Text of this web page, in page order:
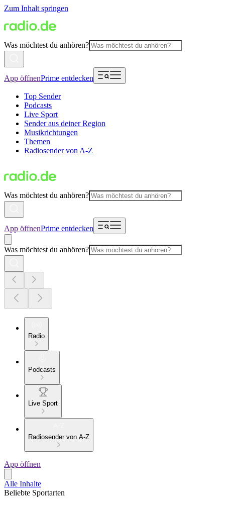
Zum Inhalt springen
Was möchtest du anhören?
App öffnenPrime entdecken
Top Sender
Podcasts
Live Sport
Sender aus deiner Region
Musikrichtungen
Themen
Radiosender von A-Z
Was möchtest du anhören?
App öffnenPrime entdecken
Was möchtest du anhören?
Radio
Podcasts
Live Sport
Radiosender von A-Z
App öffnen
Alle Inhalte
Beliebte Sportarten